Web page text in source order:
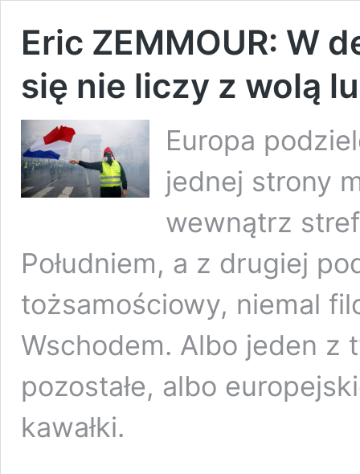
Eric ZEMMOUR: W
się nie liczy z wolą
Europa
jednej strony
wewnątrz
Południem, a z drugiej
tożsamościowy, niemal
Wschodem. Albo jeden
pozostałe, albo
kawałki.